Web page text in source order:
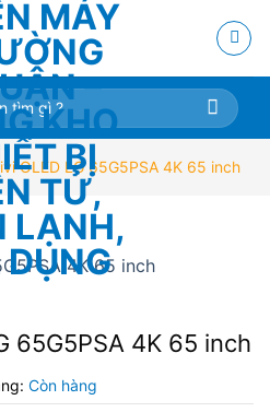
OLED LG 65G5PSA 4K 65 inch
65G5PSA 4K 65 inch
Còn hàng